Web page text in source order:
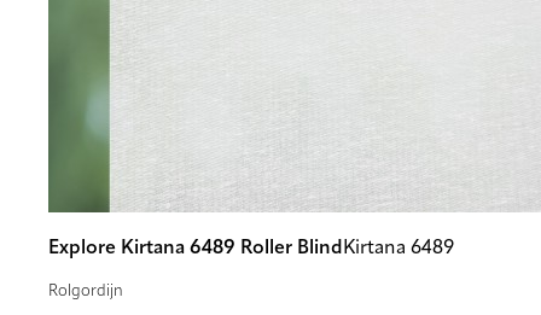
Explore Kirtana 6489 Roller BlindKirtana 6489
Rolgordijn